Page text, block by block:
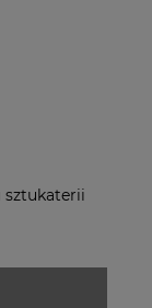
sztukaterii